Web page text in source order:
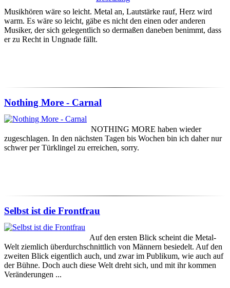
Musikhören wäre so leicht. Metal an, Lautstärke rauf, Herz wird
warm. Es wäre so leicht, gäbe es nicht den einen oder anderen
Musiker, der sich gelegentlich so dermaßen daneben benimmt, dass
er zu Recht in Ungnade fällt.
Nothing More - Carnal
NOTHING MORE haben wieder
zugeschlagen. In den nächsten Tagen bis Wochen bin ich daher nur
schwer per Türklingel zu erreichen, sorry.
Selbst ist die Frontfrau
Auf den ersten Blick scheint die Metal-
Welt ziemlich überdurchschnittlich von Männern besiedelt. Auf den
zweiten Blick eigentlich auch, und zwar im Publikum, wie auch auf
der Bühne. Doch auch diese Welt dreht sich, und mit ihr kommen
Veränderungen ...